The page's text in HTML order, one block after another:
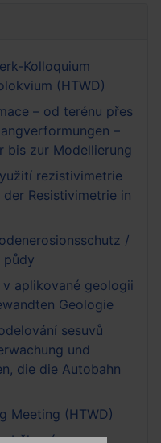
Kolloquium
(HTWD)
– od terénu přes
–
bis zur Modellierung
rezistivimetrie
Resistivimetrie in
/
půdy
aplikované geologii
Geologie
sesuvů
und
die die Autobahn
Meeting (HTWD)